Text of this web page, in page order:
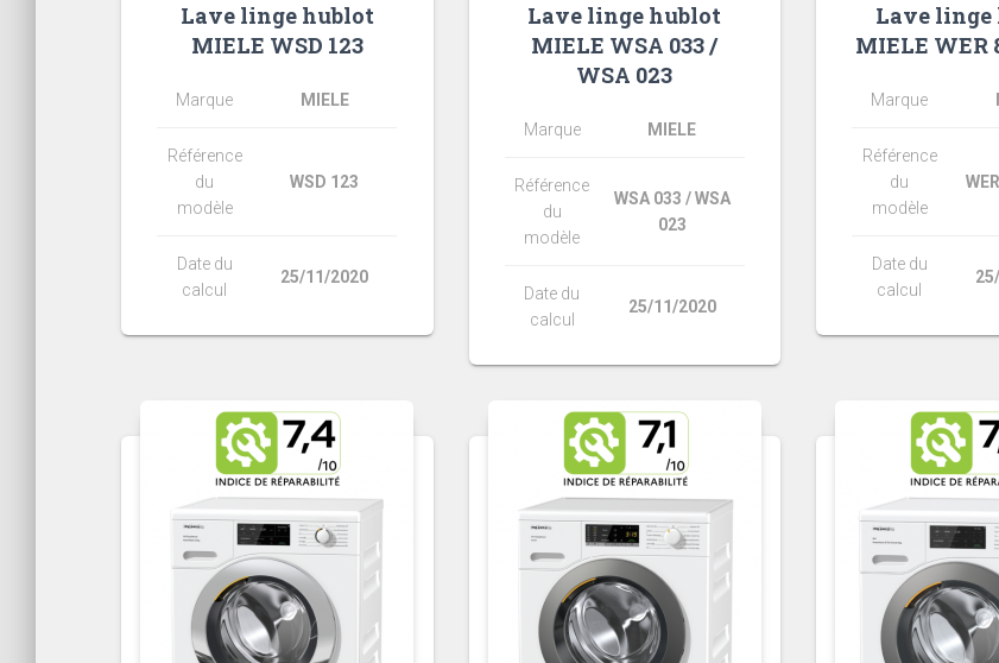
Lave linge hublot
MIELE WSD 123
Marque MIELE
Référence
du
modèle
WSD 123
Date du
calcul
25/11/2020
Lave linge hublot
MIELE WSA 033 /
WSA 023
Marque MIELE
Référence
du
modèle
WSA 033 / WSA
023
Date du
calcul
25/11/2020
Lave linge
MIELE WER
Marque
Référence
du
modèle
Date du
calcul